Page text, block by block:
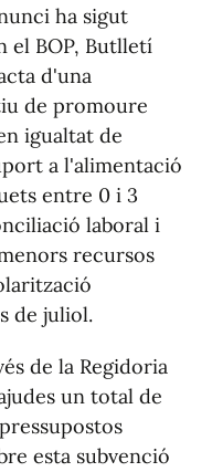
ha sigut
el BOP, Butlletí
d'una
de promoure
igualtat de
a l'alimentació
entre 0 i 3
laboral i
recursos
de juliol.
de la Regidoria
un total de
esta subvenció